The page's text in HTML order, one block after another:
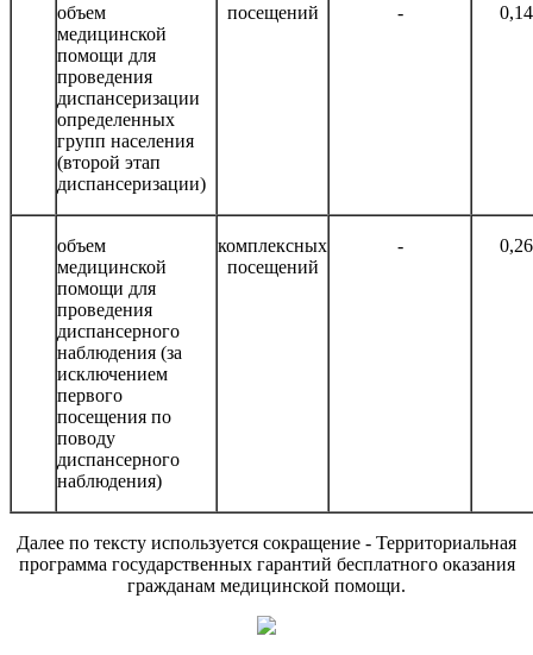
объем
медицинской
помощи для
проведения
диспансеризации
определенных
групп населения
(второй этап
диспансеризации)
посещений -
объем
медицинской
помощи для
проведения
диспансерного
наблюдения (за
исключением
первого
посещения по
поводу
диспансерного
наблюдения)
комплексных
посещений
-
Далее по тексту используется сокращение - Территориальная
программа государственных гарантий бесплатного оказания
гражданам медицинской помощи.